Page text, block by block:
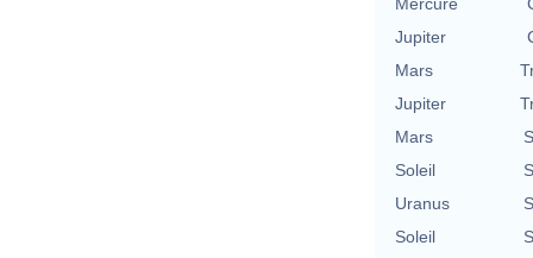
Jupiter
Mars
Jupiter
Mars
Soleil
Uranus
Soleil